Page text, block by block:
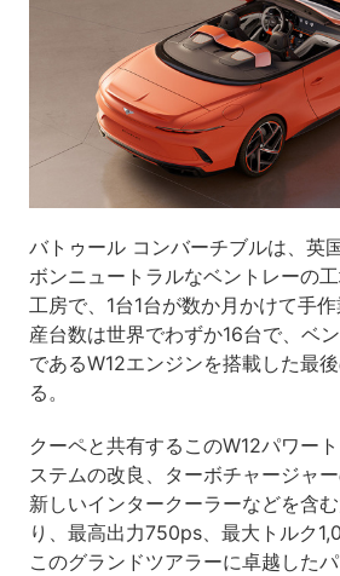
バトゥール コンバーチブルは、英
ボンニュートラルなベントレーの
工房で、1台1台が数か月かけて手
産台数は世界でわずか16台で、ベ
であるW12エンジンを搭載した最
る。
クーペと共有するこのW12パワー
ステムの改良、ターボチャージャー
新しいインタークーラーなどを含
り、最高出力750ps、最大トルク
このグランドツアラーに卓越した